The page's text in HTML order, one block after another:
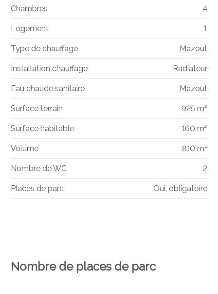
Chambres 4
Logement 1
Type de chauffage Mazout
Installation chauffage Radiateur
Eau chaude sanitaire Mazout
Surface terrain 925 m²
Surface habitable 160 m²
Volume 810 m³
Nombre de WC 2
Places de parc Oui, obligatoire
Nombre de places de parc